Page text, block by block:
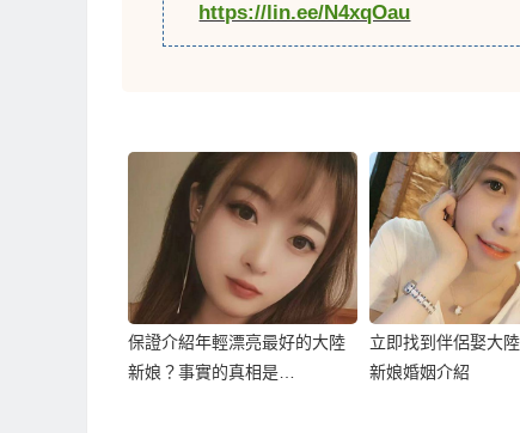
https://lin.ee/N4xqOau
保證介紹年輕漂亮最好的大陸
新娘？事實的真相是…
立即找到伴侶娶大
新娘婚姻介紹